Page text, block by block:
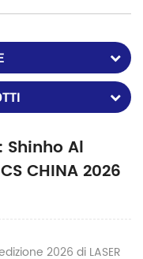
Shinho Al
CHINA 2026
2026 di LASER